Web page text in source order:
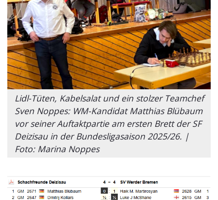
Lidl-Tüten, Kabelsalat und ein stolzer Teamchef
Sven Noppes: WM-Kandidat Matthias Blübaum
vor seiner Auftaktpartie am ersten Brett der SF
Deizisau in der Bundesligasaison 2025/26. |
Foto: Marina Noppes